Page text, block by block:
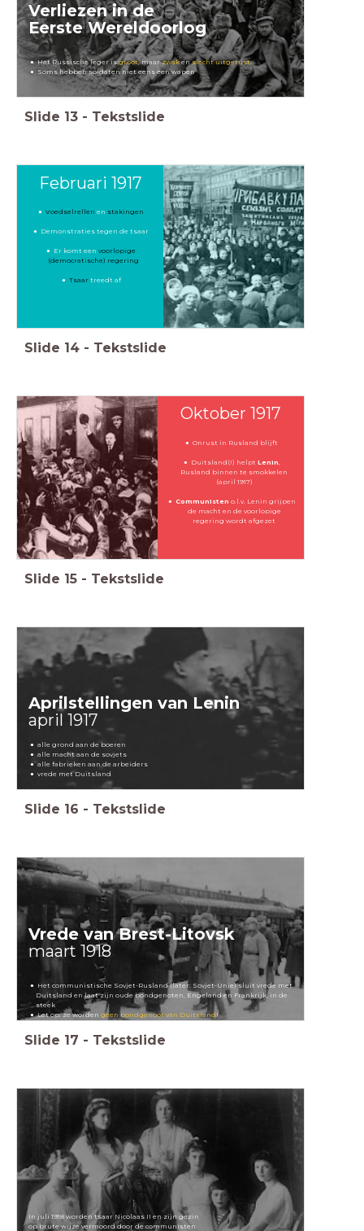
Verliezen in de
Eerste Wereldoorlog
Het Russische leger isgroot, maarzwakenslecht uitgerust.
Soms hebben soldaten niet eens een wapen
Slide 13 - Tekstslide
Februari 1917
Voedselrellen en stakingen
Demonstraties tegen de tsaar
Er komt eenvoorlopige
(democratische) regering
Tsaartreedt af
Slide 14 - Tekstslide
Oktober 1917
Onrust in Rusland blijft
Duitsland(!) helpt Lenin,
Rusland binnen te smokkelen
(april 1917)
Communisten o.l.v. Lenin grijpen
de macht en de voorlopige
regering wordt afgezet
Slide 15 - Tekstslide
Aprilstellingen van Lenin
april 1917
alle grond aan de boeren
alle macht aan de sovjets
alle fabrieken aan de arbeiders
vrede met Duitsland
Slide 16 - Tekstslide
Vrede van Brest-Litovsk
maart 1918
Het communistische Sovjet-Rusland (later: Sovjet-Unie) sluit vrede met
Duitsland en laat zijn oude bondgenoten, Engeland en Frankrijk, in de
steek
Let op: ze wordengeen bondgenoot van Duitsland !
Slide 17 - Tekstslide
In juli 1918 worden tsaar Nicolaas II en zijn gezin
op brute wijze vermoord door de communisten